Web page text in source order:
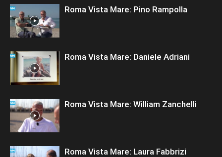
Roma Vista Mare: Pino Rampolla
Roma Vista Mare: Daniele Adriani
Roma Vista Mare: William Zanchelli
Roma Vista Mare: Laura Fabbrizi